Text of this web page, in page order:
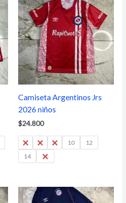
Camiseta Argentinos Jrs
2026 niños
$24.800
4 6 8 10
12
14
16